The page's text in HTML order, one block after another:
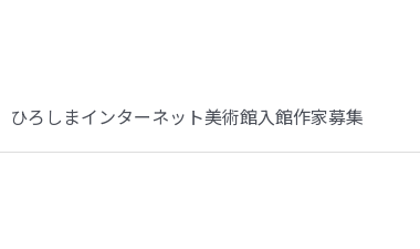
ひろしまインターネット美術館入館作家募集